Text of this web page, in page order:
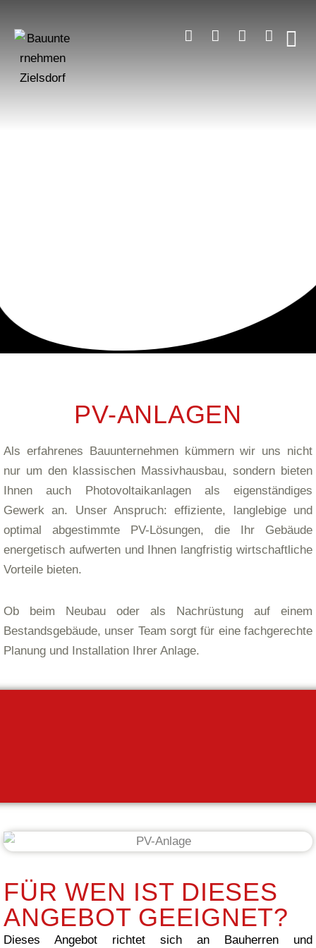
PV-ANLAGEN
Als erfahrenes Bauunternehmen kümmern wir uns nicht
nur um den klassischen Massivhausbau, sondern bieten
Ihnen auch Photovoltaikanlagen als eigenständiges
Gewerk an. Unser Anspruch: effiziente, langlebige und
optimal abgestimmte PV-Lösungen, die Ihr Gebäude
energetisch aufwerten und Ihnen langfristig wirtschaftliche
Vorteile bieten.
Ob beim Neubau oder als Nachrüstung auf einem
Bestandsgebäude, unser Team sorgt für eine fachgerechte
Planung und Installation Ihrer Anlage.
FÜR WEN IST DIESES
ANGEBOT GEEIGNET?
Dieses Angebot richtet sich an Bauherren und